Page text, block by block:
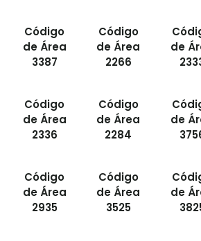
Código
de Área
3387
Código
de Área
2266
de
Código
de Área
2336
Código
de Área
2284
de
Código
de Área
2935
Código
de Área
3525
de